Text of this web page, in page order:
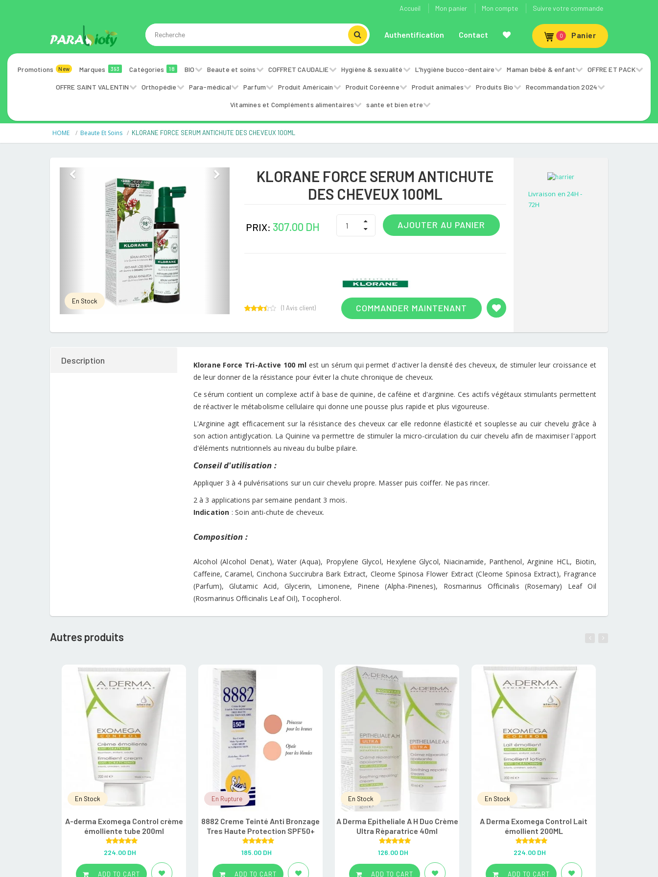
Accueil Mon panier Mon compte Suivre votre commande
Authentification Contact 0 Panier
Promotions New Marques 393 Catégories 18 BIO Beaute et soins COFFRET CAUDALIE Hygiène & sexualité L'hygiène bucco-dentaire Maman bébé & enfant OFFRE ET PACK
OFFRE SAINT VALENTIN Orthopédie Para-médical Parfum Produit Américain Produit Coréenne Produit animales Produits Bio Recommandation 2024
Vitamines et Compléments alimentaires sante et bien etre
HOME Beaute Et Soins KLORANE FORCE SERUM ANTICHUTE DES CHEVEUX 100ML
Previous
En Stock
KLORANE FORCE SERUM ANTICHUTE
DES CHEVEUX 100ML
PRIX: 307.00 DH AJOUTER AU PANIER
COMMANDER MAINTENANT
out of
customer
rating
(1 Avis client)
Livraison en 24H -
72H
Description Klorane Force Tri-Active 100 ml est un sérum qui permet d'activer la densité des cheveux, de stimuler leur croissance et
de leur donner de la résistance pour éviter la chute chronique de cheveux.
Ce sérum contient un complexe actif à base de quinine, de caféine et d'arginine. Ces actifs végétaux stimulants permettent
de réactiver le métabolisme cellulaire qui donne une pousse plus rapide et plus vigoureuse.
L'Arginine agit efficacement sur la résistance des cheveux car elle redonne élasticité et souplesse au cuir chevelu grâce à
son action antiglycation. La Quinine va permettre de stimuler la micro-circulation du cuir chevelu afin de maximiser l'apport
d'éléments nutritionnels au niveau du bulbe pilaire.
Conseil d'utilisation :
Appliquer 3 à 4 pulvérisations sur un cuir chevelu propre. Masser puis coiffer. Ne pas rincer.
2 à 3 applications par semaine pendant 3 mois.
Indication : Soin anti-chute de cheveux.
Composition :
Alcohol (Alcohol Denat), Water (Aqua), Propylene Glycol, Hexylene Glycol, Niacinamide, Panthenol, Arginine HCL, Biotin,
Caffeine, Caramel, Cinchona Succirubra Bark Extract, Cleome Spinosa Flower Extract (Cleome Spinosa Extract), Fragrance
(Parfum), Glutamic Acid, Glycerin, Limonene, Pinene (Alpha-Pinenes), Rosmarinus Officinalis (Rosemary) Leaf Oil
(Rosmarinus Officinalis Leaf Oil), Tocopherol.
Autres produits
En Stock
A-derma Exomega Control crème
émolliente tube 200ml
Rated 5.00
out of 5
224.00 DH
ADD TO CART
En Rupture
8882 Creme Teinté Anti Bronzage
Tres Haute Protection SPF50+
Rated 5.00
out of 5
185.00 DH
ADD TO CART
En Stock
A Derma Epitheliale A H Duo Crème
Ultra Rèparatrice 40ml
Rated 5.00
out of 5
126.00 DH
ADD TO CART
En Stock
A Derma Exomega Control Lait
émollient 200ML
Rated 5.00
out of 5
224.00 DH
ADD TO CART